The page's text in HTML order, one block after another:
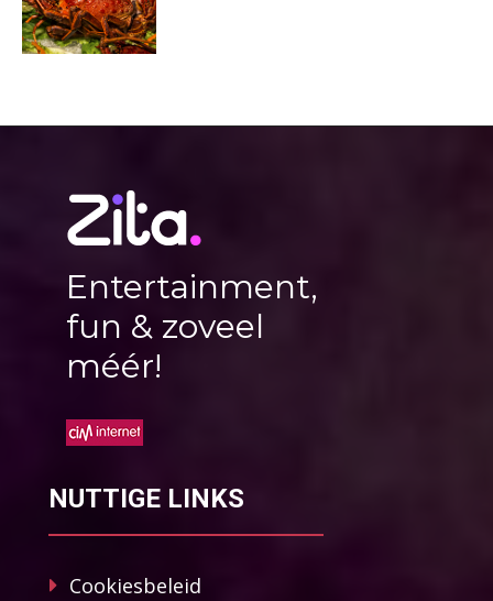
Entertainment,
fun & zoveel
méér!
NUTTIGE LINKS
Cookiesbeleid